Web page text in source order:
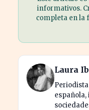
informativos.
completa en la
Laura
española,